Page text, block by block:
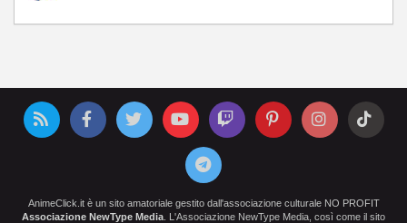
AnimeClick.it è un sito amatoriale gestito dall'associazione culturale NO PROFIT
Associazione NewType Media . L'Associazione NewType Media, così come il sito